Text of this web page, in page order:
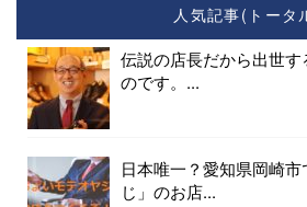
人気記事(トータ
伝説の店長だから出世
のです。...
日本唯一？愛知県岡崎
じ」のお店...